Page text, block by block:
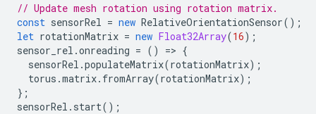
// Update mesh rotation using rotation matrix.
const sensorRel = new RelativeOrientationSensor();
let rotationMatrix = new Float32Array(16);
sensor_rel .onreading = () => {
sensorRel .populateMatrix(rotationMatrix);
torus .matrix. fromArray(rotationMatrix);
};
sensorRel . start();